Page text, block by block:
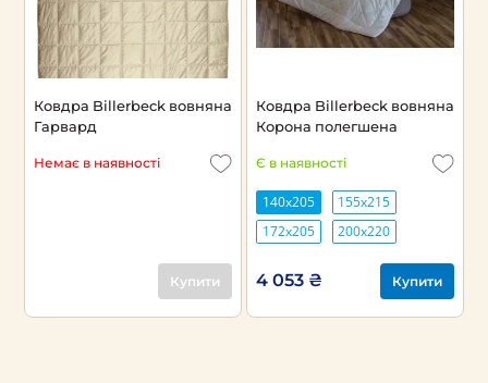
Ковдра Billerbeck вовняна
Гарвард
Немає в наявності
Купити
Ковдра Billerbeck вовняна
Корона полегшена
Є в наявності
140х205
155х215
172х205
200х220
4 053 ₴ Купити